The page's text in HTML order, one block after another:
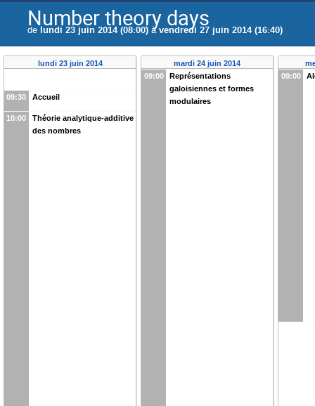
Number theory days
de lundi 23 juin 2014 (08:00) àvendredi 27 juin 2014 (16:40)
lundi 23 juin 2014
09:30 Accueil
10:00
Théorie analytique-additive
des nombres
mardi 24 juin 2014
09:00
Représentations
galoisiennes et formes
modulaires
09:00